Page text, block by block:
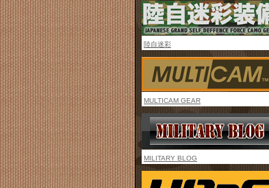
陸自迷彩
MULTICAM GEAR
MILITARY BLOG